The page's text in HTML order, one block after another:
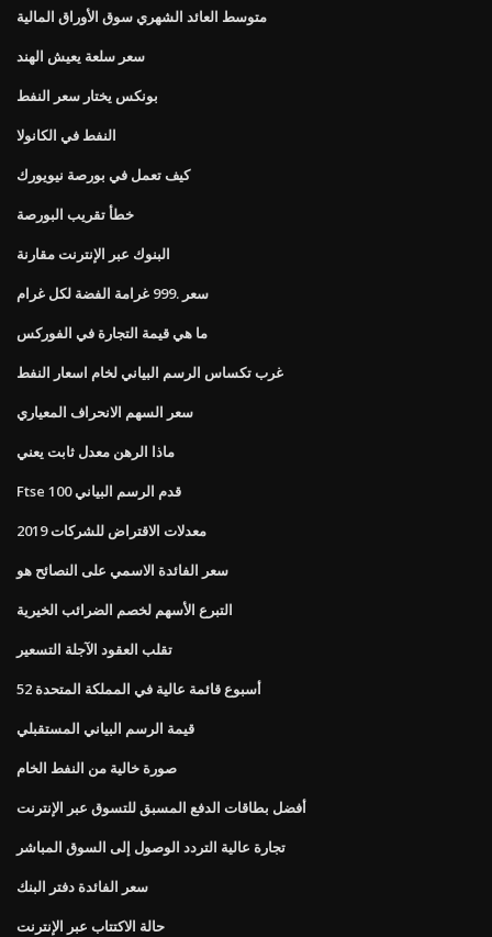
متوسط ​​العائد الشهري سوق الأوراق المالية
سعر سلعة يعيش الهند
بونكس يختار سعر النفط
النفط في الكانولا
كيف تعمل في بورصة نيويورك
خطأ تقريب البورصة
البنوك عبر الإنترنت مقارنة
سعر .999 غرامة الفضة لكل غرام
ما هي قيمة التجارة في الفوركس
غرب تكساس الرسم البياني لخام اسعار النفط
سعر السهم الانحراف المعياري
ماذا الرهن معدل ثابت يعني
Ftse 100 قدم الرسم البياني
معدلات الاقتراض للشركات 2019
سعر الفائدة الاسمي على النصائح هو
التبرع الأسهم لخصم الضرائب الخيرية
تقلب العقود الآجلة التسعير
52 أسبوع قائمة عالية في المملكة المتحدة
قيمة الرسم البياني المستقبلي
صورة خالية من النفط الخام
أفضل بطاقات الدفع المسبق للتسوق عبر الإنترنت
تجارة عالية التردد الوصول إلى السوق المباشر
سعر الفائدة دفتر البنك
حالة الاكتتاب عبر الإنترنت